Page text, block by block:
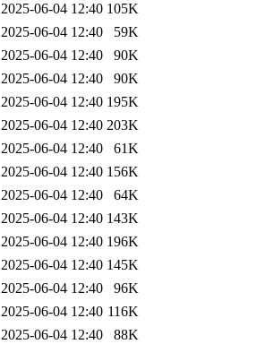
2025-06-04 12:40 105K
2025-06-04 12:40
59K
2025-06-04 12:40
90K
2025-06-04 12:40
90K
2025-06-04 12:40 195K
2025-06-04 12:40 203K
2025-06-04 12:40
61K
2025-06-04 12:40 156K
2025-06-04 12:40
64K
2025-06-04 12:40 143K
2025-06-04 12:40 196K
2025-06-04 12:40 145K
2025-06-04 12:40
96K
2025-06-04 12:40 116K
2025-06-04 12:40
88K